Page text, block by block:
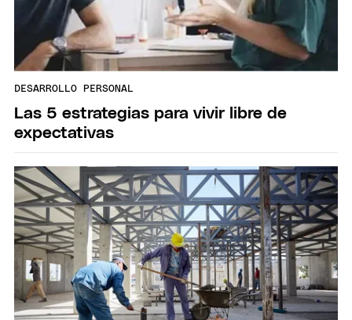
DESARROLLO PERSONAL
Las 5 estrategias para vivir libre de
expectativas